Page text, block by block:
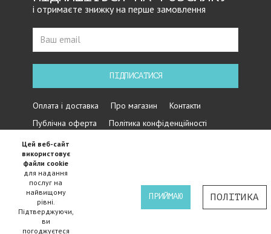
і отримаєте знижку на перше замовлення
ПІДПИСАТИСЯ
Оплата і доставка Про магазин
Контакти
Публічна оферта
Політика конфіденційності
Iнтернет магазин велосипедів Cycles - 2015-2024 ©
Цей веб-сайт
використовує
файли cookie
для надання
послуг на
найвищому
рівні.
Підтверджуючи,
ви
погоджуєтеся
ПРИЙМАЮ ПОЛІТИКА